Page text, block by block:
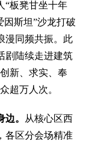
“板凳甘坐十年
因斯坦”沙龙打破
漫同频共振。此
剧陆续走进建筑
新、求实、奉
超万人次。
。
从核心区西
各区分会场精准